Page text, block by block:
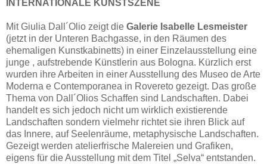
INTERNATIONALE KUNSTSZENE
Mit Giulia Dall´Olio zeigt die Galerie Isabelle Lesmeister
(jetzt in der Unteren Bachgasse, in den Räumen des
ehemaligen Kunstkabinetts) in einer Einzelausstellung eine
junge , aufstrebende Künstlerin aus Bologna. Kürzlich erst
wurden ihre Arbeiten in einer Ausstellung des Museo de Arte
Moderna e Contemporanea in Rovereto gezeigt. Das große
Thema von Dall´Olios Schaffen sind Landschaften. Dabei
handelt es sich jedoch nicht um wirklich existierende
Landschaften sondern vielmehr richtet sie ihren Blick auf
das Innere, auf Seelenräume, metaphysische Landschaften.
Gezeigt werden atelierfrische Malereien und Grafiken,
eigens für die Ausstellung mit dem Titel „Selva“ entstanden.